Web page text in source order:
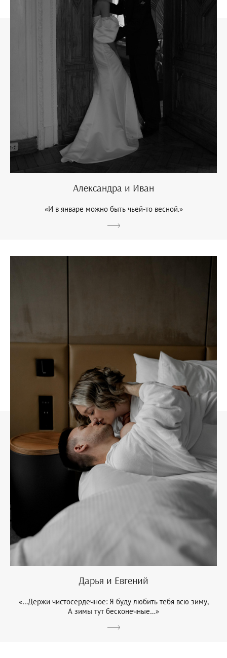
Александра и Иван
«И в январе можно быть чьей-то весной.»
Дарья и Евгений
«…Держи чистосердечное: Я буду любить тебя всю зиму,
А зимы тут бесконечные…»